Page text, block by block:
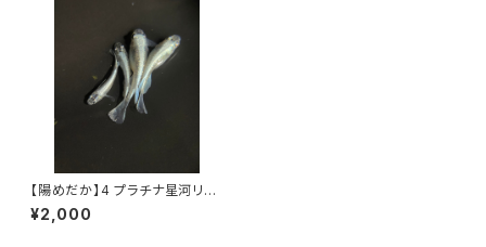
【陽めだか】4 プラチナ星河リア
ルロングフィン 2ペア 【現物】
¥2,000